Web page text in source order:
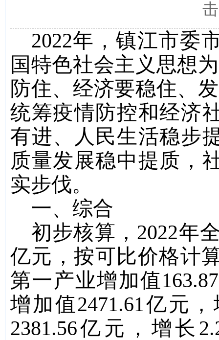
2022年，镇江市委
国特色社会主义思想
防住、经济要稳住、
统筹疫情防控和经济
有进、人民生活稳步
质量发展稳中提质，
实步伐。
一、综合
初步核算， 2022年
亿元，按可比价格计
第一产业增加值163.87
增加值2471.61亿元，
2381.56亿元，增长